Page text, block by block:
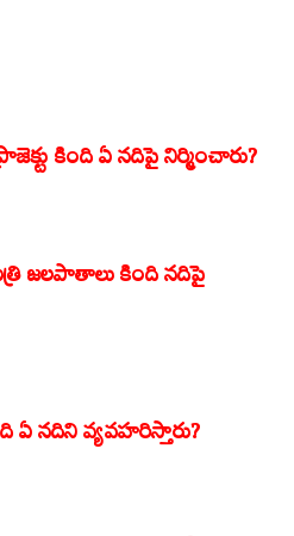
కింది ఏ నదిపై నిర్మించారు?
జలపాతాలు కింది నదిపై
ఏ నదిని వ్యవహరిస్తారు?